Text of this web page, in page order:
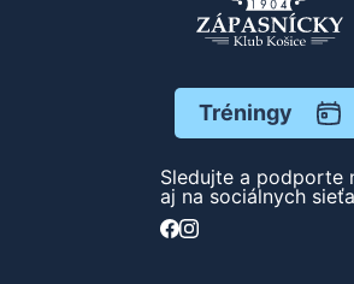
Tréningy
Sledujte a podporte
aj na sociálnych